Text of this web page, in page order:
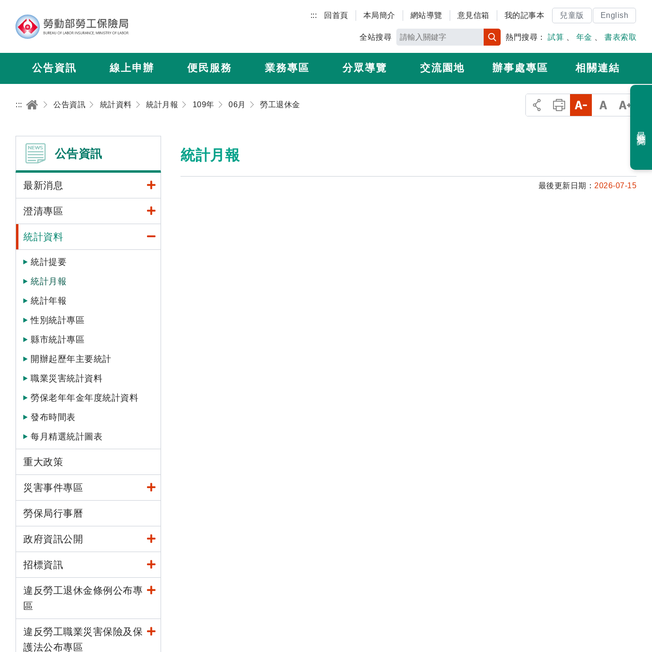
::: 回首頁 本局簡介 網站導覽 意見信箱 我的記事本 兒童版 English
全站搜尋 熱門搜尋： 試算 年金 書表索取
公告資訊 線上申辦 便民服務 業務專區 分眾導覽 交流園地 辦事處專區 相關連結
::: 公告資訊 統計資料 統計月報 109年 06月 勞工退休金
公告資訊
最新消息
澄清專區
統計資料
統計提要
統計月報
統計年報
性別統計專區
縣市統計專區
開辦起歷年主要統計
職業災害統計資料
勞保老年年金年度統計資料
發布時間表
每月精選統計圖表
重大政策
災害事件專區
勞保局行事曆
政府資訊公開
招標資訊
違反勞工退休金條例公布專
區
違反勞工職業災害保險及保
護法公布專區
統計月報
最後更新日期： 2026-07-15